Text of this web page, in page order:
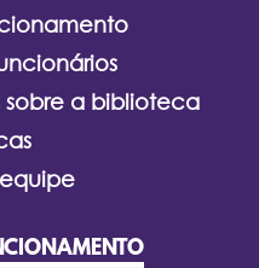
sobre a biblioteca